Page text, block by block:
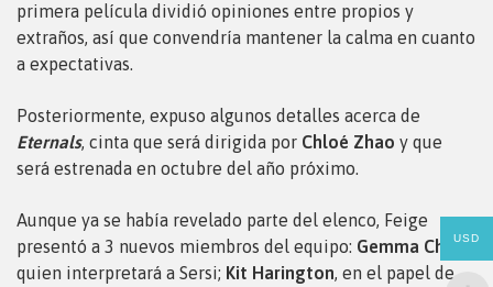
primera película dividió opiniones entre propios y
extraños, así que convendría mantener la calma en cuanto
a expectativas.
Posteriormente, expuso algunos detalles acerca de
Eternals, cinta que será dirigida por Chloé Zhao y que
será estrenada en octubre del año próximo.
Aunque ya se había revelado parte del elenco, Feige
presentó a 3 nuevos miembros del equipo: Gemma Chan,
quien interpretará a Sersi; Kit Harington, en el papel de
USD